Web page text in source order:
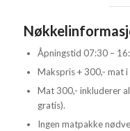
Åpningstid 07:30 –
Makspris + 300,- mat
Mat 300,- inkluderer
gratis).
Ingen matpakke